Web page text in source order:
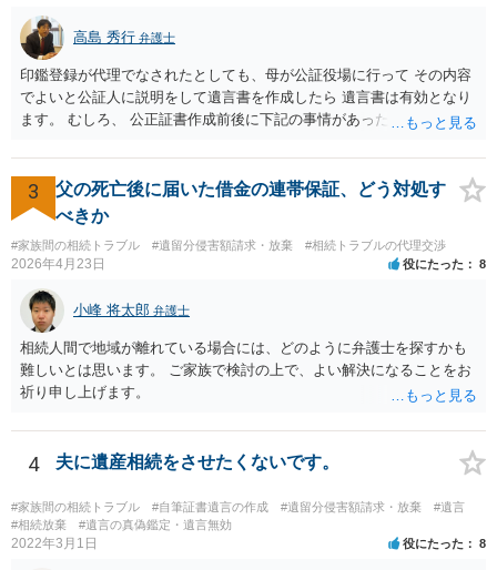
のまま判決で１００万円支払いとなるより、７０万円でまとめた方が
マシ」ということで、 合意の可能性が出てきます。 応じるかどうか
は、判決になったらどうなりそうか、という点についての検討が不可
欠ですので、 初めに述べた通り、代理人と相談するか、資料を持って
面談相談に行ってみることをお勧めします。
高島 秀行 弁護士
印鑑登録が代理でなされたとしても、母が公証役場に行って その内容
でよいと公証人に説明をして遺言書を作成したら 遺言書は有効となり
ます。 むしろ、 公正証書作成前後に下記の事情があったことが証明で
月に携帯が新しくなった母からの第一声は「ここにいたら殺される」
「面会に来てくれ」で、長男に聞くと「面会は出来ない。俺は携帯電
話の使い方を教える為に会っている」「母の話は聞かなくて良い」と
電話が切れました。その後の電話でも「食事に毒が入っている」「体
にチップが埋められている」等、おかしかったです。 当時の診療記
録、介護認定の資料、介護記録を取得して 弁護士に面談で相談された
方がよいと思います。
3
父の死亡後に届いた借金の連帯保証、どう対処す
べきか
#家族間の相続トラブル #遺留分侵害額請求・放棄 #相続トラブルの代理交渉
2026年4月23日 役にたった 8
小峰 将太郎 弁護士
相続人間で地域が離れている場合には、どのように弁護士を探すかも
難しいとは思います。 ご家族で検討の上で、よい解決になることをお
祈り申し上げます。
4 夫に遺産相続をさせたくないです。
#家族間の相続トラブル #自筆証書遺言の作成 #遺留分侵害額請求・放棄
#遺言
#相続放棄
#遺言の真偽鑑定・遺言無効
2022年3月1日 役にたった 8